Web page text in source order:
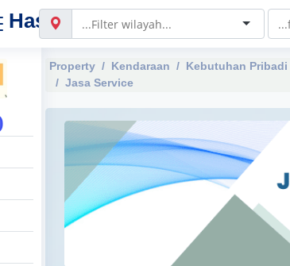
HasanahToko
Property Kendaraan Kebutuhan Pribadi
Jasa Service